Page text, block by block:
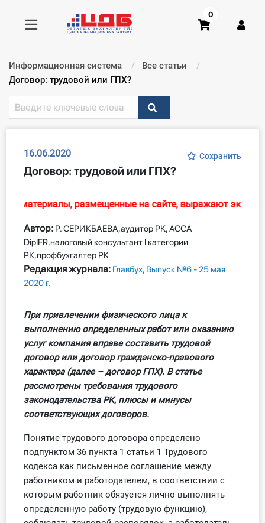
Получить консультацию
Купить доступ
Формы
Консультации
Правовая база
Библиотека бухгалтера
Все статьи
Инструменты
Вебинары
Участник ВЭД
Практика ИП
Кадры. Труд. Зарплата.
0
Информационная система
Все статьи
Текущий:
Договор: трудовой или ГПХ?
Сохранить
16.06.2020
Договор: трудовой или ГПХ?
материалы, размещенные на сайте, выражают
Автор: Р. СЕРИКБАЕВА,аудитор РК, ACCA
DipIFR,налоговый консультант I категории
РК,профбухгалтер РК
Редакция журнала: Главбух, Выпуск №6 - 25 мая
2020 г.
При привлечении физического лица к
выполнению определенных работ или оказанию
услуг компания вправе составить трудовой
договор или договор гражданско-правового
характера (далее – договор ГПХ). В статье
рассмотрены требования трудового
законодательства РК, плюсы и минусы
соответствующих договоров.
Понятие трудового договора определено
подпунктом 36 пункта 1 статьи 1 Трудового
кодекса как письменное соглашение между
работником и работодателем, в соответствии с
которым работник обязуется лично выполнять
определенную работу (трудовую функцию),